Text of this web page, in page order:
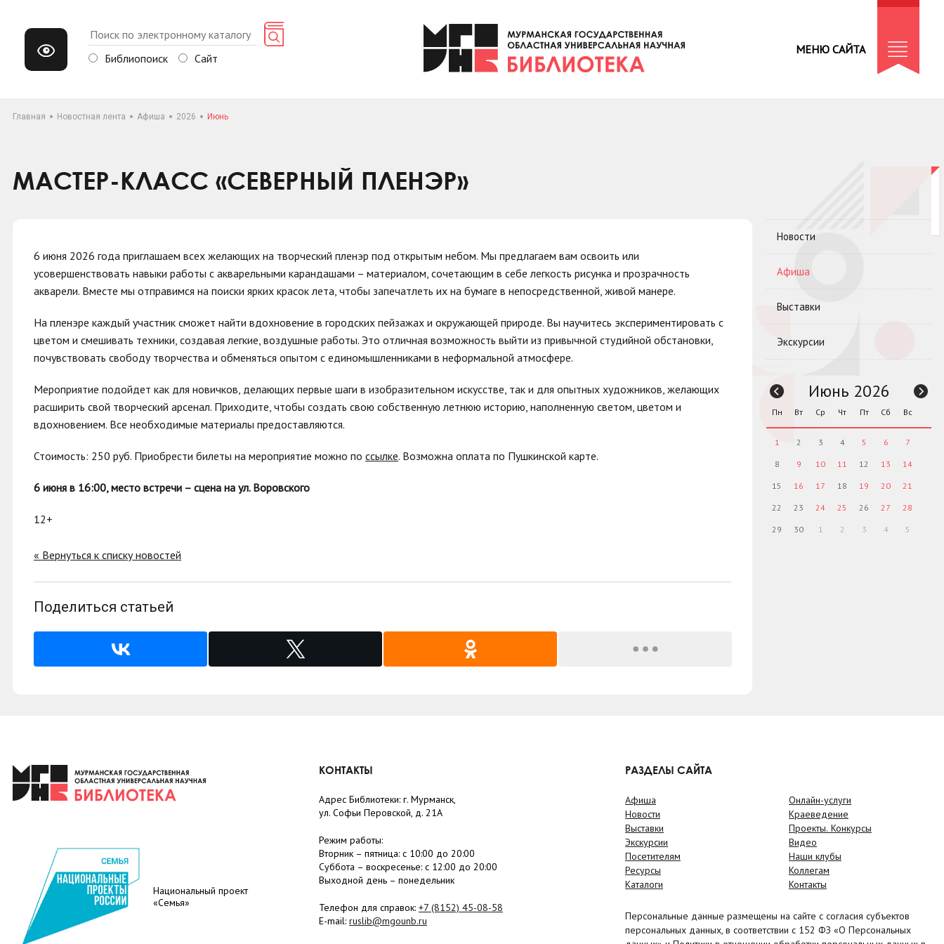
Библиопоиск Сайт
МЕНЮ САЙТА
Главная Новостная лента Афиша 2026 Июнь
МАСТЕР-КЛАСС «СЕВЕРНЫЙ ПЛЕНЭР»
6 июня 2026 года приглашаем всех желающих на творческий пленэр под открытым небом. Мы предлагаем вам освоить или
усовершенствовать навыки работы с акварельными карандашами – материалом, сочетающим в себе легкость рисунка и прозрачность
акварели. Вместе мы отправимся на поиски ярких красок лета, чтобы запечатлеть их на бумаге в непосредственной, живой манере.
На пленэре каждый участник сможет найти вдохновение в городских пейзажах и окружающей природе. Вы научитесь экспериментировать с
цветом и смешивать техники, создавая легкие, воздушные работы. Это отличная возможность выйти из привычной студийной обстановки,
почувствовать свободу творчества и обменяться опытом с единомышленниками в неформальной атмосфере.
Мероприятие подойдет как для новичков, делающих первые шаги в изобразительном искусстве, так и для опытных художников, желающих
расширить свой творческий арсенал. Приходите, чтобы создать свою собственную летнюю историю, наполненную светом, цветом и
вдохновением. Все необходимые материалы предоставляются.
Стоимость: 250 руб. Приобрести билеты на мероприятие можно по ссылке. Возможна оплата по Пушкинской карте.
6 июня в 16:00,место встречи – сцена на ул. Воровского
12+
« Вернуться к списку новостей
Поделиться статьей
Новости
Афиша
Выставки
Экскурсии
Июнь 2026
Пн Вт Ср Чт Пт Сб Вс
1 2 3 4 5 6 7
8 9 10 11 12 13 14
15 16 17 18 19 20 21
22 23 24 25 26 27 28
29 30 1 2 3 4 5
Национальный проект
«Семья»
КОНТАКТЫ
Адрес Библиотеки: г. Мурманск,
ул. Софьи Перовской, д. 21А
Режим работы:
Вторник – пятница: с 10:00 до 20:00
Суббота – воскресенье: c 12:00 до 20:00
Выходной день – понедельник
Телефон для справок: +7 (8152) 45-08-58
E-mail: ruslib@mgounb.ru
РАЗДЕЛЫ САЙТА
Афиша
Новости
Выставки
Экскурсии
Посетителям
Ресурсы
Каталоги
Онлайн-услуги
Краеведение
Проекты. Конкурсы
Видео
Наши клубы
Коллегам
Контакты
Персональные данные размещены на сайте с согласия субъектов
персональных данных, в соответствии с 152 ФЗ «О Персональных